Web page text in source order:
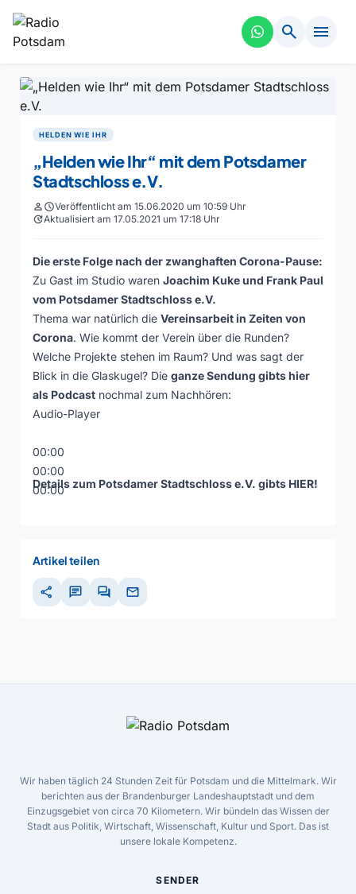
search menu
HELDEN WIE IHR
„Helden wie Ihr“ mit dem Potsdamer
Stadtschloss e.V.
personscheduleVeröffentlicht am 15.06.2020 um 10:59 Uhr
updateAktualisiert am 17.05.2021 um 17:18 Uhr
Die erste Folge nach der zwanghaften Corona-Pause:
Zu Gast im Studio waren Joachim Kuke und Frank Paul
vom Potsdamer Stadtschloss e.V.
Thema war natürlich die Vereinsarbeit in Zeiten von
Corona. Wie kommt der Verein über die Runden?
Welche Projekte stehen im Raum? Und was sagt der
Blick in die Glaskugel? Die ganze Sendung gibts hier
als Podcast nochmal zum Nachhören:
Audio-Player
00:00
00:00
00:00
Details zum Potsdamer Stadtschloss e.V. gibts HIER!
Artikel teilen
share chat forum mail
Wir haben täglich 24 Stunden Zeit für Potsdam und die Mittelmark. Wir
berichten aus der Brandenburger Landeshauptstadt und dem
Einzugsgebiet von circa 70 Kilometern. Wir bündeln das Wissen der
Stadt aus Politik, Wirtschaft, Wissenschaft, Kultur und Sport. Das ist
unsere lokale Kompetenz.
SENDER